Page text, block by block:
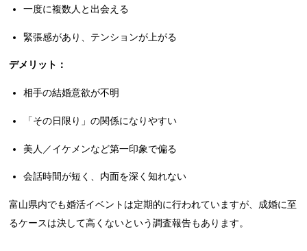
一度に複数人と出会える
緊張感があり、テンションが上がる
デメリット：
相手の結婚意欲が不明
「その日限り」の関係になりやすい
美人／イケメンなど第一印象で偏る
会話時間が短く、内面を深く知れない
富山県内でも婚活イベントは定期的に行われていますが、成婚に至
るケースは決して高くないという調査報告もあります。